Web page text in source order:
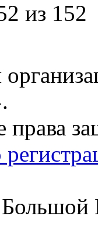
из 152
права